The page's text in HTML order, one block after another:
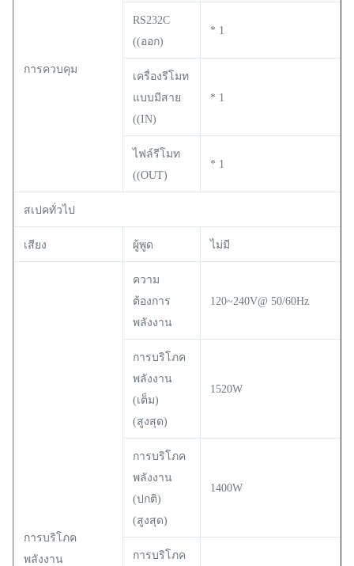
การควบคุม
RS232C
((ออก)
* 1
เครื่องรีโมท
แบบมีสาย
((IN)
* 1
ไฟล์รีโมท
((OUT)
* 1
สเปคทั่วไป
เสียง ผู้พูด ไม่มี
การบริโภค
พลังงาน
ความ
ต้องการ
พลังงาน
120~240V@ 50/60Hz
การบริโภค
พลังงาน
(เต็ม)
(สูงสุด)
1520W
การบริโภค
พลังงาน
(ปกติ)
(สูงสุด)
1400W
การบริโภค